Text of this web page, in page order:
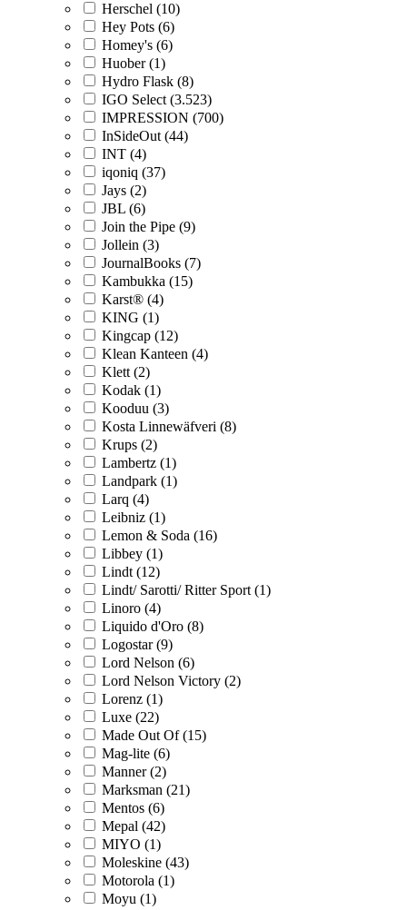
Herschel (10)
Hey Pots (6)
Homey's (6)
Huober (1)
Hydro Flask (8)
IGO Select (3.523)
IMPRESSION (700)
InSideOut (44)
INT (4)
iqoniq (37)
Jays (2)
JBL (6)
Join the Pipe (9)
Jollein (3)
JournalBooks (7)
Kambukka (15)
Karst® (4)
KING (1)
Kingcap (12)
Klean Kanteen (4)
Klett (2)
Kodak (1)
Kooduu (3)
Kosta Linnewäfveri (8)
Krups (2)
Lambertz (1)
Landpark (1)
Larq (4)
Leibniz (1)
Lemon & Soda (16)
Libbey (1)
Lindt (12)
Lindt/ Sarotti/ Ritter Sport (1)
Linoro (4)
Liquido d'Oro (8)
Logostar (9)
Lord Nelson (6)
Lord Nelson Victory (2)
Lorenz (1)
Luxe (22)
Made Out Of (15)
Mag-lite (6)
Manner (2)
Marksman (21)
Mentos (6)
Mepal (42)
MIYO (1)
Moleskine (43)
Motorola (1)
Moyu (1)